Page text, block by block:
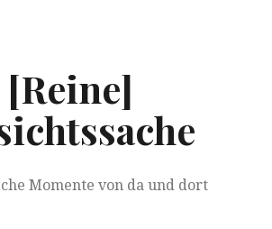
[Reine]
Momente von da und dort